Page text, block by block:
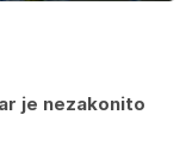
je nezakonito